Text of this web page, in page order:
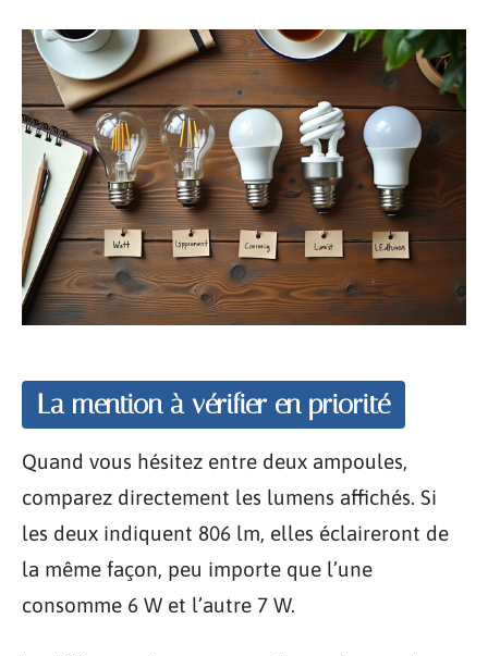
La mention à vérifier en priorité
Quand vous hésitez entre deux ampoules,
comparez directement les lumens affichés. Si
les deux indiquent 806 lm, elles éclaireront de
la même façon, peu importe que l’une
consomme 6 W et l’autre 7 W.